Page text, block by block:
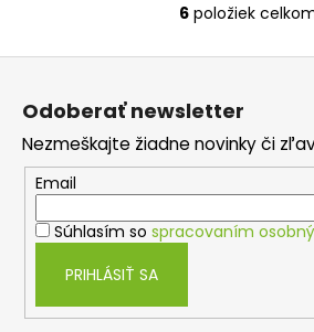
O
v
a
c
i
e
p
k
6položiek
Z
Odoberať newsletter
Nezmeškajte žiadne novinky či
Email
Súhlasím so spracovaním
PRIHLÁSIŤ SA